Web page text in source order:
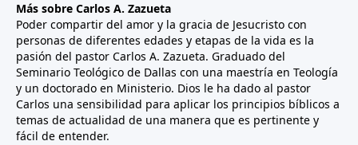
Más sobre Carlos A. Zazueta
Poder compartir del amor y la gracia de Jesucristo con
personas de diferentes edades y etapas de la vida es la
pasión del pastor Carlos A. Zazueta. Graduado del
Seminario Teológico de Dallas con una maestría en Teología
y un doctorado en Ministerio. Dios le ha dado al pastor
Carlos una sensibilidad para aplicar los principios bíblicos a
temas de actualidad de una manera que es pertinente y
fácil de entender.